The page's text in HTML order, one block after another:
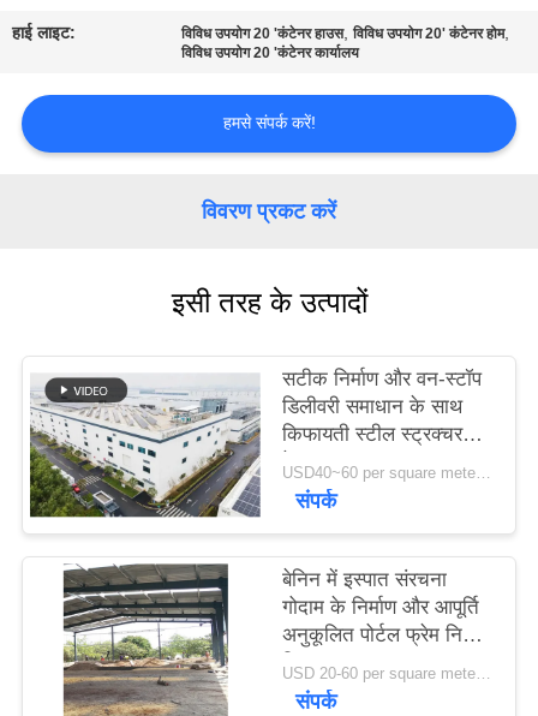
गुणवत्ता
नियंत्रण
हमसे
मामले
साइटमैप
गोपनीयता
हाई लाइट: विविध उपयोग 20 'कंटेनर हाउस,विविध उपयोग 20' कंटेनर होम,
विविध उपयोग 20 'कंटेनर कार्यालय
हमसे संपर्क करें!
विवरण प्रकट करें
इसी तरह के उत्पादों
सटीक निर्माण और वन-स्टॉप
डिलीवरी समाधान के साथ
किफायती स्टील स्ट्रक्चर
वेयरहाउस
USD40~60 per square meter MOQ:1000 sqm
संपर्क
बेनिन में इस्पात संरचना
गोदाम के निर्माण और आपूर्ति
अनुकूलित पोर्टल फ्रेम निर्माण
डिजाइन
USD 20-60 per square meter MOQ:1000 वर्ग मीटर
संपर्क